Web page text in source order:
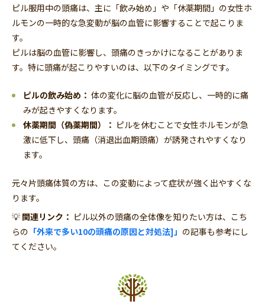
ピル服用中の頭痛は、主に「飲み始め」や「休薬期間」の女性ホ
ルモンの一時的な急変動が脳の血管に影響することで起こりま
す。
ピルは脳の血管に影響し、頭痛のきっかけになることがありま
す。特に頭痛が起こりやすいのは、以下のタイミングです。
ピルの飲み始め： 体の変化に脳の血管が反応し、一時的に痛
みが起きやすくなります。
休薬期間（偽薬期間）： ピルを休むことで女性ホルモンが急
激に低下し、頭痛（消退出血期頭痛）が誘発されやすくなり
ます。
元々片頭痛体質の方は、この変動によって症状が強く出やすくな
ります。
💡 関連リンク： ピル以外の頭痛の全体像を知りたい方は、こち
らの 「外来で多い10の頭痛の原因と対処法]」 の記事も参考にし
てください。